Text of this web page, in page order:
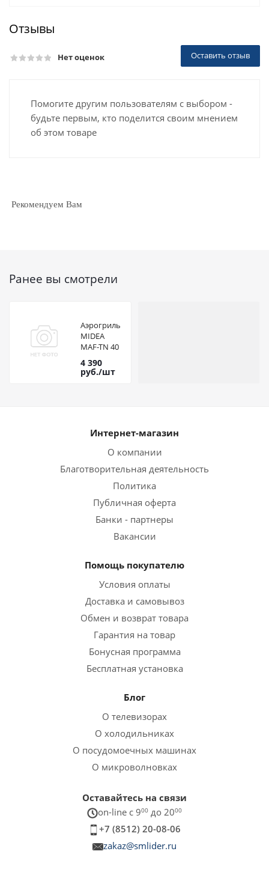
Отзывы
Нет оценок Оставить отзыв
Помогите другим пользователям с выбором -
будьте первым, кто поделится своим мнением
об этом товаре
Рекомендуем Вам
Ранее вы смотрели
Аэрогриль
MIDEA
MAF-TN 40
D
4 390
руб./шт
Интернет-магазин
О компании
Благотворительная деятельность
Политика
Публичная оферта
Банки - партнеры
Вакансии
Помощь покупателю
Условия оплаты
Доставка и самовывоз
Обмен и возврат товара
Гарантия на товар
Бонусная программа
Бесплатная установка
Блог
О телевизорах
О холодильниках
О посудомоечных машинах
О микроволновках
Оставайтесь на связи
on-line c 900 до 2000
+7 (8512) 20-08-06
zakaz@smlider.ru